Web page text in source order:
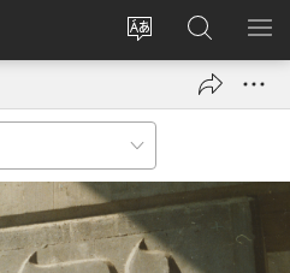
Soba
nding'a
Kota
(opens
Vavulula
muna
JW.ORG